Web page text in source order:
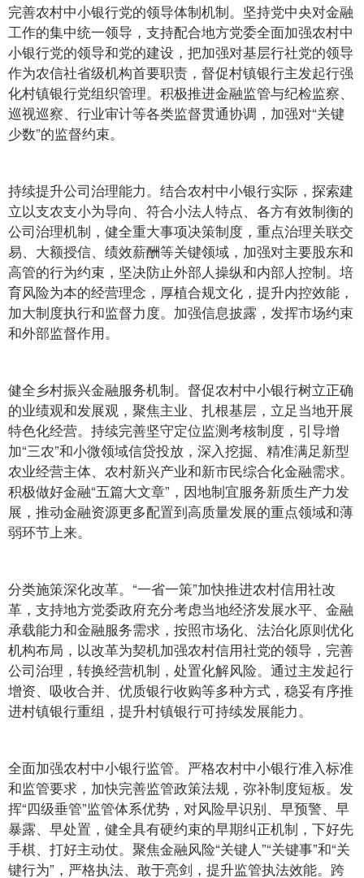
完善农村中小银行党的领导体制机制。坚持党中央对金融
工作的集中统一领导，支持配合地方党委全面加强农村中
小银行党的领导和党的建设，把加强对基层行社党的领导
作为农信社省级机构首要职责，督促村镇银行主发起行强
化村镇银行党组织管理。积极推进金融监管与纪检监察、
巡视巡察、行业审计等各类监督贯通协调，加强对“关键
少数”的监督约束。
持续提升公司治理能力。结合农村中小银行实际，探索建
立以支农支小为导向、符合小法人特点、各方有效制衡的
公司治理机制，健全重大事项决策制度，重点治理关联交
易、大额授信、绩效薪酬等关键领域，加强对主要股东和
高管的行为约束，坚决防止外部人操纵和内部人控制。培
育风险为本的经营理念，厚植合规文化，提升内控效能，
加大制度执行和监督力度。加强信息披露，发挥市场约束
和外部监督作用。
健全乡村振兴金融服务机制。督促农村中小银行树立正确
的业绩观和发展观，聚焦主业、扎根基层，立足当地开展
特色化经营。持续完善坚守定位监测考核制度，引导增
加“三农”和小微领域信贷投放，深入挖掘、精准满足新型
农业经营主体、农村新兴产业和新市民综合化金融需求。
积极做好金融“五篇大文章”，因地制宜服务新质生产力发
展，推动金融资源更多配置到高质量发展的重点领域和薄
弱环节上来。
分类施策深化改革。“一省一策”加快推进农村信用社改
革，支持地方党委政府充分考虑当地经济发展水平、金融
承载能力和金融服务需求，按照市场化、法治化原则优化
机构布局，以改革为契机加强农村信用社党的领导，完善
公司治理，转换经营机制，处置化解风险。通过主发起行
增资、吸收合并、优质银行收购等多种方式，稳妥有序推
进村镇银行重组，提升村镇银行可持续发展能力。
全面加强农村中小银行监管。严格农村中小银行准入标准
和监管要求，加快完善监管政策法规，弥补制度短板。发
挥“四级垂管”监管体系优势，对风险早识别、早预警、早
暴露、早处置，健全具有硬约束的早期纠正机制，下好先
手棋、打好主动仗。聚焦金融风险“关键人”“关键事”和“关
键行为”，严格执法、敢于亮剑，提升监管执法效能。跨